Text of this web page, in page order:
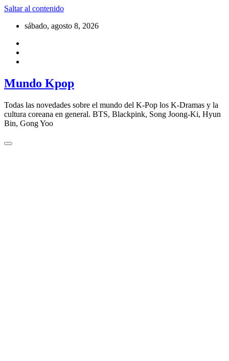
Saltar al contenido
sábado, agosto 8, 2026
Mundo Kpop
Todas las novedades sobre el mundo del K-Pop los K-Dramas y la
cultura coreana en general. BTS, Blackpink, Song Joong-Ki, Hyun
Bin, Gong Yoo